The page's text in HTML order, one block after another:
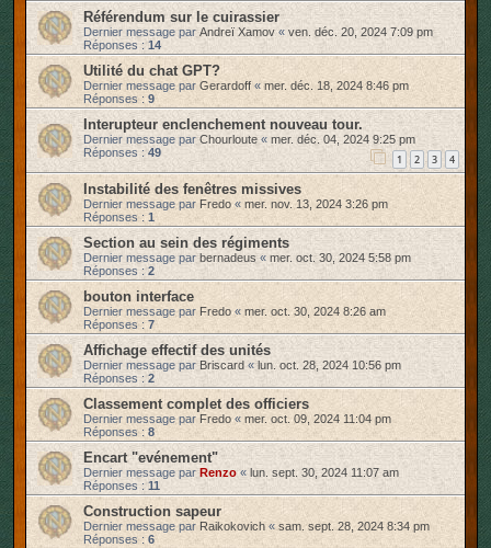
Référendum sur le cuirassier
Dernier message parAndreï Xamov« ven. déc. 20, 2024 7:09 pm
Réponses : 14
Utilité du chat GPT?
Dernier message par Gerardoff«mer. déc. 18, 2024 8:46 pm
Réponses : 9
Interupteur enclenchement nouveau tour.
Dernier message parChourloute « mer. déc. 04, 2024 9:25 pm
Réponses : 49 1 2 3 4
Instabilité des fenêtres missives
Dernier message par Fredo« mer. nov. 13, 2024 3:26 pm
Réponses : 1
Section au sein des régiments
Dernier message parbernadeus« mer. oct. 30, 2024 5:58 pm
Réponses : 2
bouton interface
Dernier message par Fredo« mer. oct. 30, 2024 8:26 am
Réponses : 7
Affichage effectif des unités
Dernier message parBriscard «lun. oct. 28, 2024 10:56 pm
Réponses : 2
Classement complet des officiers
Dernier message par Fredo« mer. oct. 09, 2024 11:04 pm
Réponses : 8
Encart "evénement"
Dernier message parRenzo « lun. sept. 30, 2024 11:07 am
Réponses : 11
Construction sapeur
Dernier message par Raikokovich « sam. sept. 28, 2024 8:34 pm
Réponses : 6